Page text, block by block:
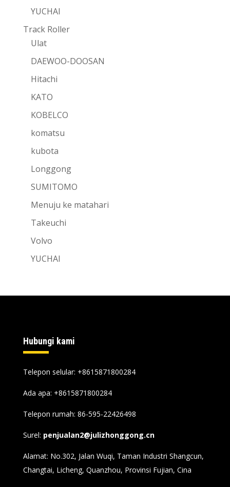
YUCHAI
Track Roller
Ulat
DAEWOO-DOOSAN
Hitachi
KATO
KOBELCO
komatsu
kubota
Longgong
SUMITOMO
Menuju ke matahari
Takeuchi
Volvo
YUCHAI
Hubungi kami
Telepon selular: +8615871800284
Ada apa: +8615871800284
Telepon rumah: 86-595-22426498
Surel: penjualan2@julizhonggong.cn
Alamat: No.302, Jalan Wuqi, Taman Industri Shangcun,
Changtai, Licheng, Quanzhou, Provinsi Fujian, Cina